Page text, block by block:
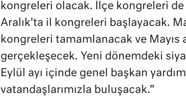
kongreleri olacak. İlçe kongreleri de
Aralık’ta il kongreleri başlayacak.
kongreleri tamamlanacak ve Mayıs
gerçekleşecek. Yeni dönemdeki
Eylül ayı içinde genel başkan
vatandaşlarımızla buluşacak.”